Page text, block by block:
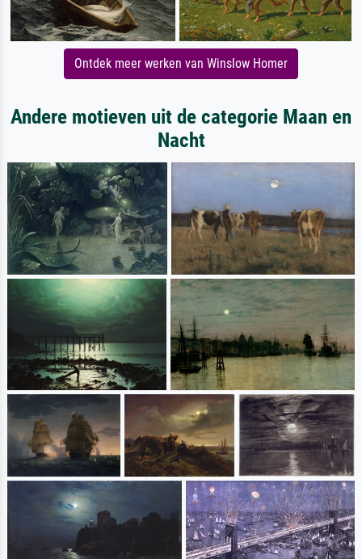
Ontdek meer werken van Winslow Homer
Andere motieven uit de categorie Maan en
Nacht